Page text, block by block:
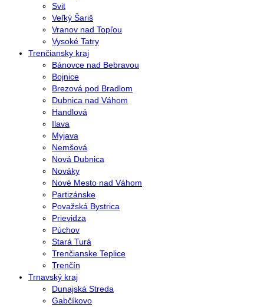
Svit
Veľký Šariš
Vranov nad Topľou
Vysoké Tatry
Trenčiansky kraj
Bánovce nad Bebravou
Bojnice
Brezová pod Bradlom
Dubnica nad Váhom
Handlová
Ilava
Myjava
Nemšová
Nová Dubnica
Nováky
Nové Mesto nad Váhom
Partizánske
Považská Bystrica
Prievidza
Púchov
Stará Turá
Trenčianske Teplice
Trenčín
Trnavský kraj
Dunajská Streda
Gabčíkovo